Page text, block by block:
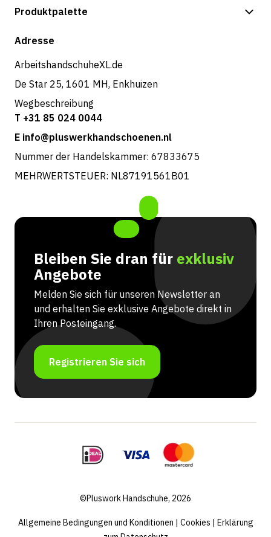
Zahlungsmöglichkeiten
Rücksendungen und Service
Produktpalette
Shop
Adresse
ArbeitshandschuheXL.de
De Star 25, 1601 MH, Enkhuizen
Wegbeschreibung
T +31 85 024 0044
E info@pluswerkhandschoenen.nl
Nummer der Handelskammer: 67833675
MEHRWERTSTEUER: NL87191561B01
Bleiben Sie dran für exklusiv
Angebote
Melden Sie sich für unseren Newsletter an
und erhalten Sie exklusive Angebote direkt in
Ihren Posteingang.
Registrieren Sie sich
©Pluswork Handschuhe, 2026
Allgemeine Bedingungen und Konditionen | Cookies | Erklärung